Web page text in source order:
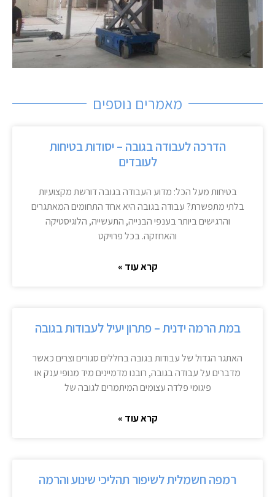
מאמרים נוספים
הדרכה לעבודה בגובה – יסודות בטיחות
לעובדים
בטיחות מעל הכל: מדוע העבודה בגובה דורשת מקצועיות
בלתי מתפשרת? עבודה בגובה היא אחד התחומים המאתגרים
והרגישים ביותר בענפי הבנייה, התעשייה, הלוגיסטיקה
והאחזקה. בכל פרויקט
קרא עוד »
במת הרמה ידנית – פתרון יעיל לעבודות בגובה
האתגר הגדול של עבודות בגובה בחללים סגורים וצרים כאשר
מדברים על עבודה בגובה, רובנו מדמיינים מיד מנופי ענק או
פיגומי פלדה עצומים המיתמרים לגובה של
קרא עוד »
רמפה חשמלית לשיפור תהליכי שינוע והרמה